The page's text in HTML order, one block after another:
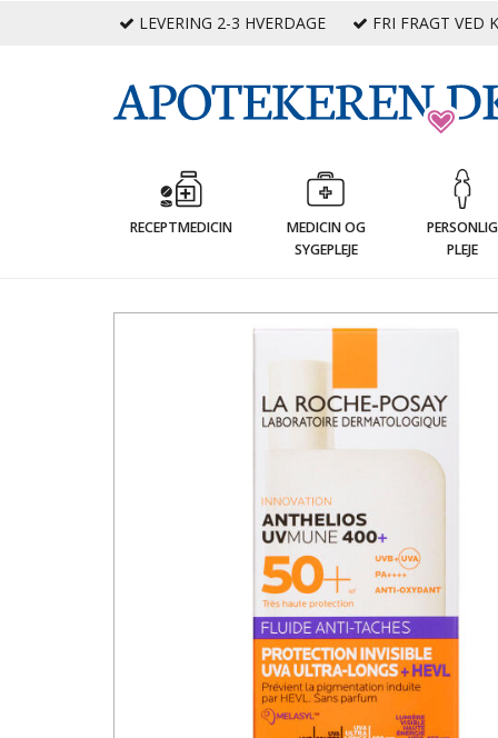
LEVERING 2-3 HVERDAGE FRI FRAGT VED
RECEPTMEDICIN
MEDICIN OG
SYGEPLEJE
PERSONLIG
PLEJE